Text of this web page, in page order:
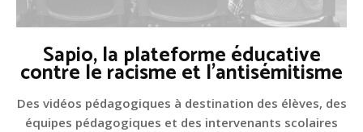
Sapio, la plateforme éducative
contre le racisme et l'antisémitisme
Des vidéos pédagogiques à destination des élèves, des
équipes pédagogiques et des intervenants scolaires